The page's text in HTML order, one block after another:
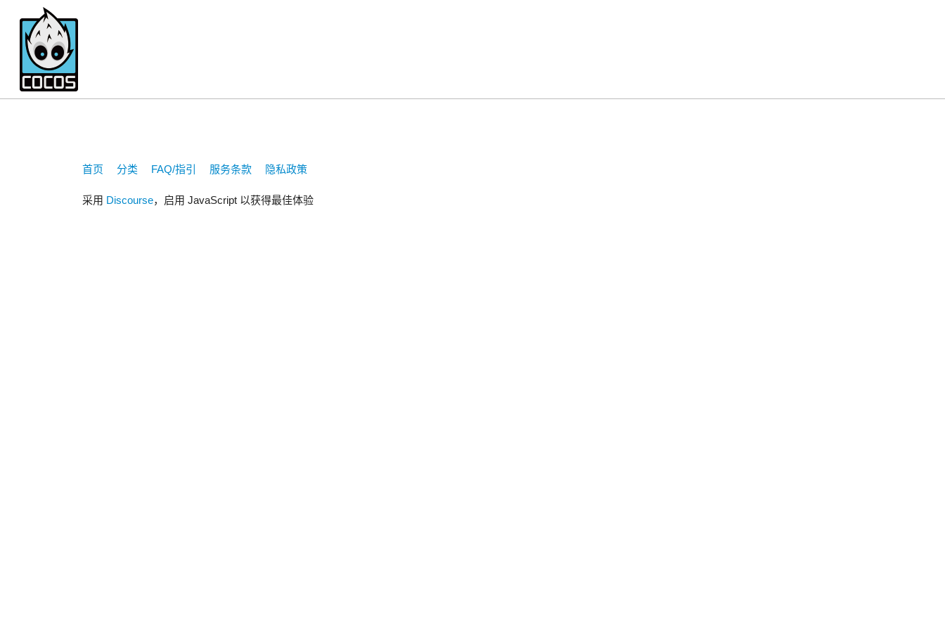
首页 分类 FAQ/指引 服务条款 隐私政策
采用 Discourse，启用 JavaScript 以获得最佳体验